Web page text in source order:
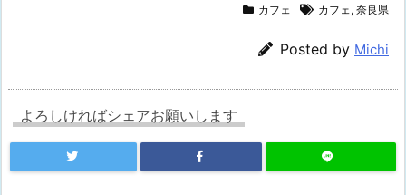
カフェ カフェ, 奈良県
Posted by Michi
よろしければシェアお願いします